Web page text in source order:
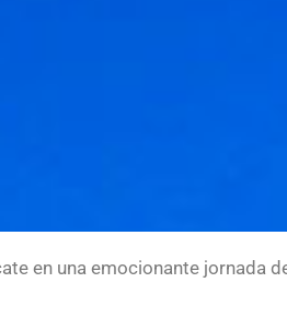
en una emocionante jornada